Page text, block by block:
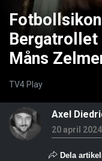
Bergatrollet
Måns
TV4 Play
Axel
20 april
Dela